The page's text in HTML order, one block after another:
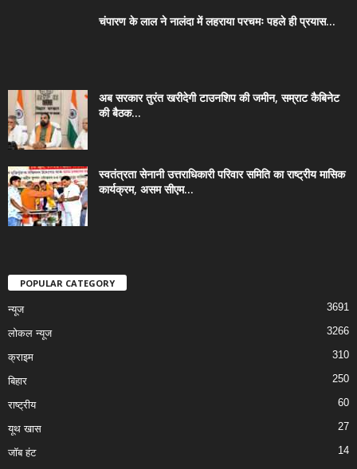
चंपारण के लाल ने नालंदा में लहराया परचमः पहले ही प्रयास...
अब सरकार तुरंत खरीदेगी टाउनशिप की जमीन, सम्राट कैबिनेट
की बैठक...
स्वतंत्रता सेनानी उत्तराधिकारी परिवार समिति का राष्ट्रीय मासिक
कार्यक्रम, असम सीएम...
POPULAR CATEGORY
न्यूज 3691
लोकल न्यूज 3266
क्राइम 310
बिहार 250
राष्ट्रीय 60
यूथ खास 27
जॉब हंट 14